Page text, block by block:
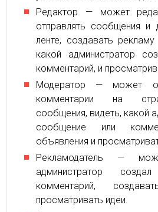
Редактор — может
отправлять сообщения и
ленте, создавать
какой администратор
комментарий, и
Модератор — может
комментарии на
сообщения, видеть, какой
сообщение или
объявления и
Рекламодатель —
администратор
комментарий,
просматривать идеи.